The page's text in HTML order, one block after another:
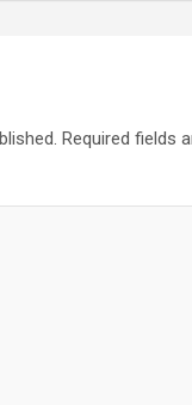
Required fields